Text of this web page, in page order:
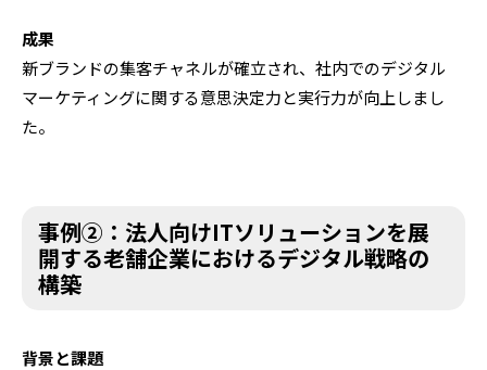
成果
新ブランドの集客チャネルが確立され、社内でのデジタル
マーケティングに関する意思決定力と実行力が向上しまし
た。
事例②：法人向けITソリューションを展
開する老舗企業におけるデジタル戦略の
構築
背景と課題